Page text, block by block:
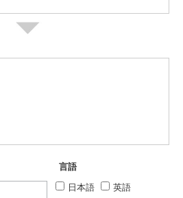
言語
日本語
英語